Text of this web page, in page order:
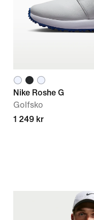
Nike Roshe G
Golfsko
1 249 kr